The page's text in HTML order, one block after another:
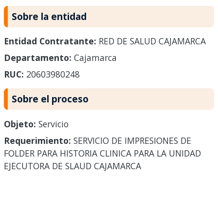
Sobre la entidad
Entidad Contratante: RED DE SALUD CAJAMARCA
Departamento: Cajamarca
RUC: 20603980248
Sobre el proceso
Objeto: Servicio
Requerimiento: SERVICIO DE IMPRESIONES DE
FOLDER PARA HISTORIA CLINICA PARA LA UNIDAD
EJECUTORA DE SLAUD CAJAMARCA